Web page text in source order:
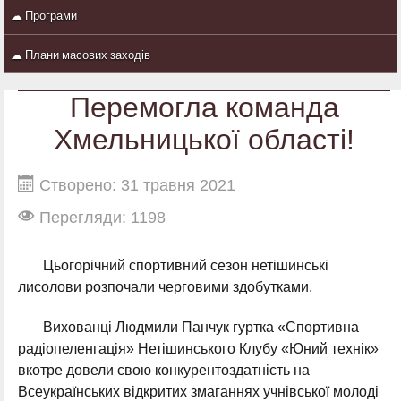
☁ Програми
☁ Плани масових заходів
Перемогла команда
Хмельницької області!
Створено: 31 травня 2021
Перегляди: 1198
Цьогорічний спортивний сезон нетішинські
лисолови розпочали черговими здобутками.
Вихованці Людмили Панчук гуртка «Спортивна
радіопеленгація» Нетішинського Клубу «Юний технік»
вкотре довели свою конкурентоздатність на
Всеукраїнських відкритих змаганнях учнівської молоді